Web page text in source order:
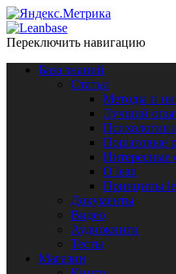
Переключить навигацию
База знаний
Статьи
Методы и
Лучший
Психология
Пошаговые
Интересные
O lean
Принципы
Документы
Видео
Аудиокниги
Тесты
Магазин